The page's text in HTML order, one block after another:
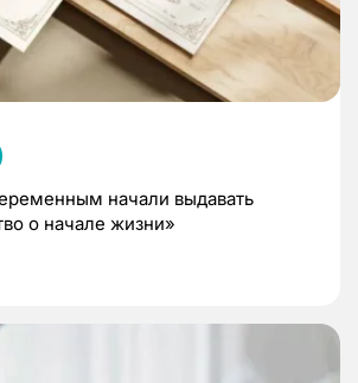
начали выдавать
о начале жизни»